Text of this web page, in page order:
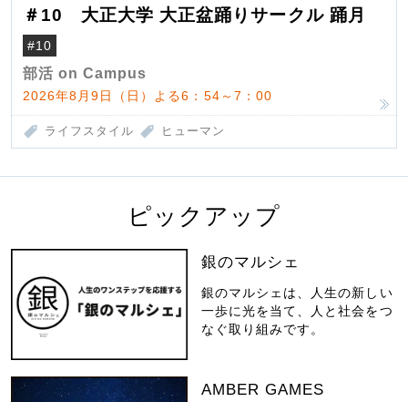
＃10 大正大学 大正盆踊りサークル 踊月
#10
部活 on Campus
2026年8月9日（日）よる6：54～7：00
ライフスタイル ヒューマン
ピックアップ
銀のマルシェ
銀のマルシェは、人生の新しい
一歩に光を当て、人と社会をつ
なぐ取り組みです。
AMBER GAMES